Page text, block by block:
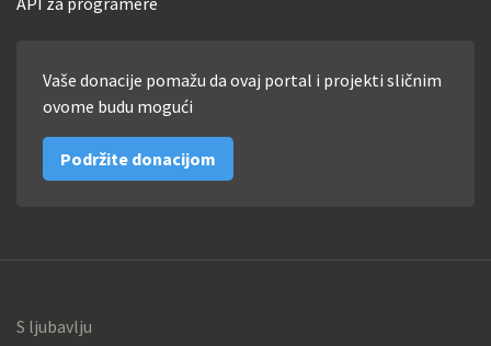
Vaše donacije pomažu da ovaj portal i projekti sličnim
ovome budu mogući
Podržite donacijom
S ljubavlju